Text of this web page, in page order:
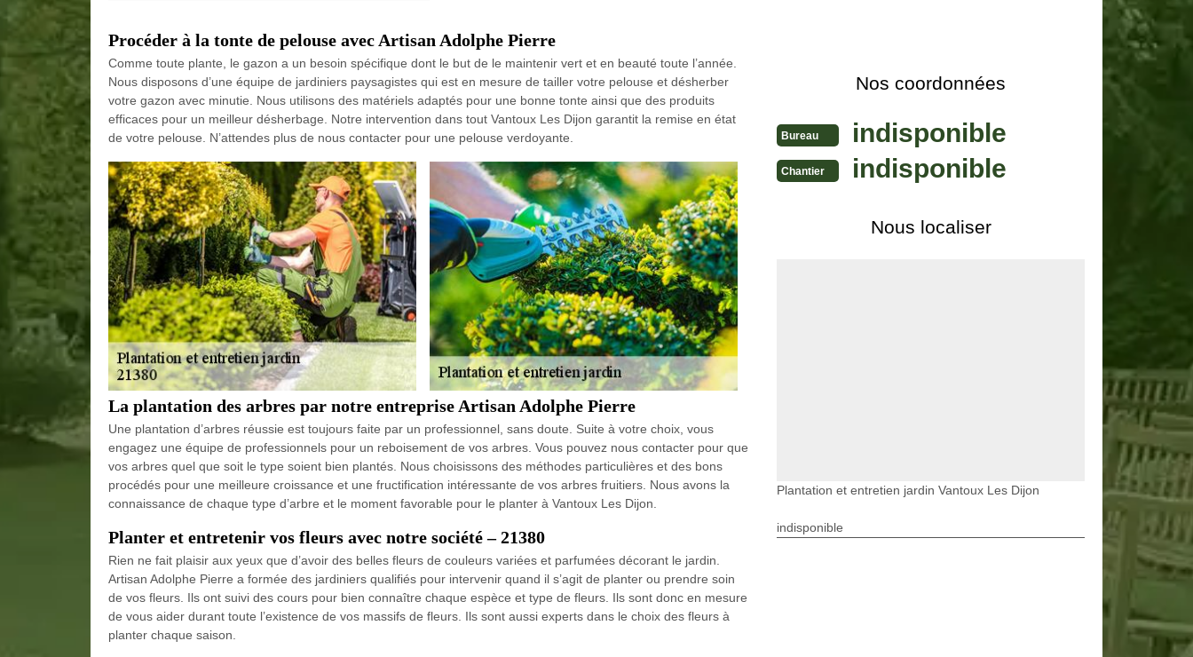
Procéder à la tonte de pelouse avec Artisan Adolphe Pierre
Comme toute plante, le gazon a un besoin spécifique dont le but de le maintenir vert et en beauté toute l’année.
Nous disposons d’une équipe de jardiniers paysagistes qui est en mesure de tailler votre pelouse et désherber
votre gazon avec minutie. Nous utilisons des matériels adaptés pour une bonne tonte ainsi que des produits
efficaces pour un meilleur désherbage. Notre intervention dans tout Vantoux Les Dijon garantit la remise en état
de votre pelouse. N’attendes plus de nous contacter pour une pelouse verdoyante.
La plantation des arbres par notre entreprise Artisan Adolphe Pierre
Une plantation d’arbres réussie est toujours faite par un professionnel, sans doute. Suite à votre choix, vous
engagez une équipe de professionnels pour un reboisement de vos arbres. Vous pouvez nous contacter pour que
vos arbres quel que soit le type soient bien plantés. Nous choisissons des méthodes particulières et des bons
procédés pour une meilleure croissance et une fructification intéressante de vos arbres fruitiers. Nous avons la
connaissance de chaque type d’arbre et le moment favorable pour le planter à Vantoux Les Dijon.
Planter et entretenir vos fleurs avec notre société – 21380
Rien ne fait plaisir aux yeux que d’avoir des belles fleurs de couleurs variées et parfumées décorant le jardin.
Artisan Adolphe Pierre a formée des jardiniers qualifiés pour intervenir quand il s’agit de planter ou prendre soin
de vos fleurs. Ils ont suivi des cours pour bien connaître chaque espèce et type de fleurs. Ils sont donc en mesure
de vous aider durant toute l’existence de vos massifs de fleurs. Ils sont aussi experts dans le choix des fleurs à
planter chaque saison.
Nos coordonnées
Bureau indisponible
Chantier indisponible
Nous localiser
Plantation et entretien jardin Vantoux Les Dijon
indisponible